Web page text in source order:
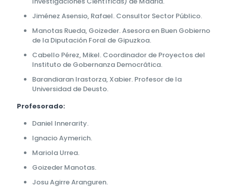
Jiménez Asensio, Rafael. Consultor Sector Público.
Manotas Rueda, Goizeder. Asesora en Buen Gobierno
de la Diputación Foral de Gipuzkoa.
Cabello Pérez, Mikel. Coordinador de Proyectos del
Instituto de Gobernanza Democrática.
Barandiaran Irastorza, Xabier. Profesor de la
Universidad de Deusto.
Profesorado:
Daniel Innerarity.
Ignacio Aymerich.
Mariola Urrea.
Goizeder Manotas.
Josu Agirre Aranguren.